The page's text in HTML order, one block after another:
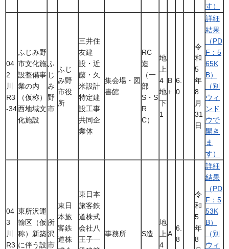
す）
04
2
川
R3
-34
ふじみ野
市文化施
設整備事
業の内
（仮称）
西地域文
化施設
ふ
じ
み
野
市
ふじ
み野
市役
所
三井住
友建
設・近
藤・久
米設計
特定建
設工事
共同企
業体
集会場・図
書館
RC
造
（一
部
S・S
R
C）
地
上
4
地
下
1
B
+
6.
0
令
和
5
年
8
月
31
日
詳細
結果
（PD
F：5
65K
B）
（別
ウィ
ンド
ウで
開き
ま
す）
04
3
川
R3
東所沢運
輸区（仮
称）新築
に伴う設
所
沢
市
東日
本旅
客鉄
道株
東日本
旅客鉄
道株式
会社八
王子一
事務所 S造
地
上
4
A
6.
8
令
和
5
年
8
詳細
結果
（PD
F：5
53K
B）
（別
ウィ